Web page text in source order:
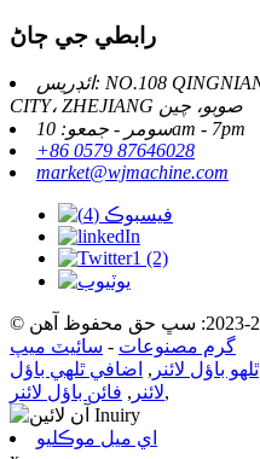
رابطي جي ڄاڻ
ائڊريس: NO.108 QINGNIAN روڊ، WUYI COUNTY، JINHUA
CITY، ZHEJIANG صوبو، چين
سومر - جمعو: 10am - 7pm
+86 0579 87646028
market@wjmachine.com
گرم مصنوعات - سائيٽ ميپ
ٿلهو باؤل لائنر , اضافي ٿلهي باؤل
لائنر , فائن باؤل لائنر ,
اي ميل موڪليو